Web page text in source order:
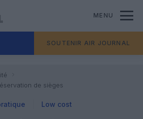
MENU
SOUTENIR AIR JOURNAL
de sièges
Low cost